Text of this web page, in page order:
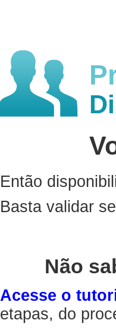
Então
Basta validar
Não
Acesse o
etapas, do